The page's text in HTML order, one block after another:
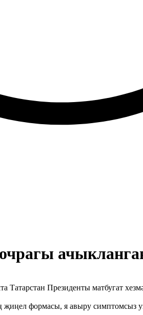
Татарстан Президенты матбугат
җиңел формасы, я авыру симптомсыз